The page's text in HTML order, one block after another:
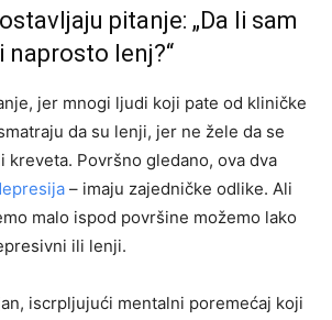
pitanje: „Da li sam
naprosto lenj?“
jer mnogi ljudi koji pate od kliničke
da su lenji, jer ne žele da se
kreveta. Površno gledano, ova dva
– imaju zajedničke odlike. Ali
malo ispod površine možemo lako
ili lenji.
iscrpljujući mentalni poremećaj koji